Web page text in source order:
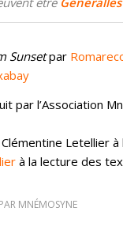
Sunsetpar
par l’Association
Letellier à
à la lecture des
PAR MNÉMOSYNE